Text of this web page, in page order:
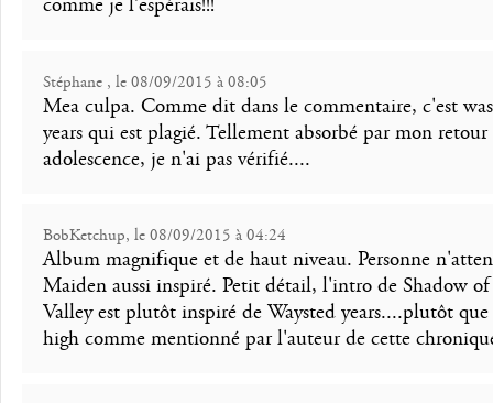
comme je l’espérais!!!
Stéphane , le 08/09/2015 à 08:05
Mea culpa. Comme dit dans le commentaire, c'est
years qui est plagié. Tellement absorbé par mon retour
adolescence, je n'ai pas vérifié....
BobKetchup, le 08/09/2015 à 04:24
Album magnifique et de haut niveau. Personne
Maiden aussi inspiré. Petit détail, l'intro de Shadow
Valley est plutôt inspiré de Waysted years....plutôt que
high comme mentionné par l'auteur de cette